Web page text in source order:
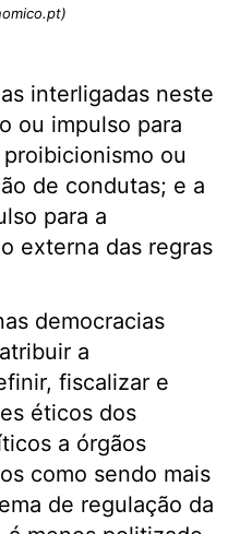
interligadas neste
ou impulso para
ou
de condutas; e a
para a
externa das regras
democracias
a
fiscalizar e
éticos dos
a órgãos
como sendo mais
de regulação da